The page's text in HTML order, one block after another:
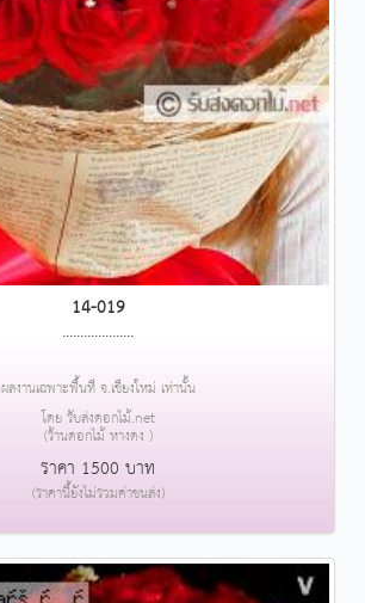
14-019
....................
ผลงานเฉพาะพื้นที่ จ.เชียงใหม่ เท่านั้น
โดย รับส่งดอกไม้.net
(ร้านดอกไม้ หางดง )
ราคา 1500 บาท
(ราคานี้ยังไม่รวมค่าขนส่ง)